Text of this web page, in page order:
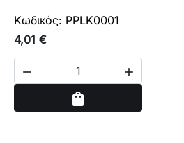
Κωδικός: PPLK0001
4,01 €
 
shopping_bag